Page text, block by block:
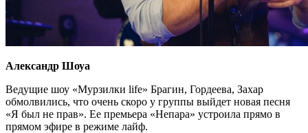
Александр Шоуа
Ведущие шоу «Мурзилки life» Брагин, Гордеева, Захар
обмолвились, что очень скоро у группы выйдет новая песня
«Я был не прав». Ее премьера «Непара» устроила прямо в
прямом эфире в режиме лайф.